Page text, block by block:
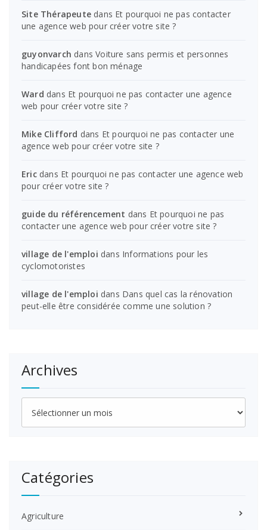
Site Thérapeute dans Et pourquoi ne pas contacter
une agence web pour créer votre site ?
guyonvarch dansVoiture sans permis et personnes
handicapées font bon ménage
Ward dans Et pourquoi ne pas contacter une agence
web pour créer votre site ?
Mike Clifford dans Et pourquoi ne pas contacter une
agence web pour créer votre site ?
Ericdans Et pourquoi ne pas contacter une agence web
pour créer votre site ?
guide du référencement dans Et pourquoi ne pas
contacter une agence web pour créer votre site ?
village de l'emploi dans Informations pour les
cyclomotoristes
village de l'emploi dans Dans quel cas la rénovation
peut-elle être considérée comme une solution ?
Archives
Archives
Catégories
Agriculture